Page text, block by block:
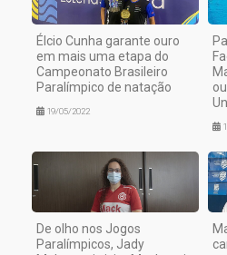
Élcio Cunha garante ouro
em mais uma etapa do
Campeonato Brasileiro
Paralímpico de natação
19/05/2022
De olho nos Jogos
Paralímpicos, Jady